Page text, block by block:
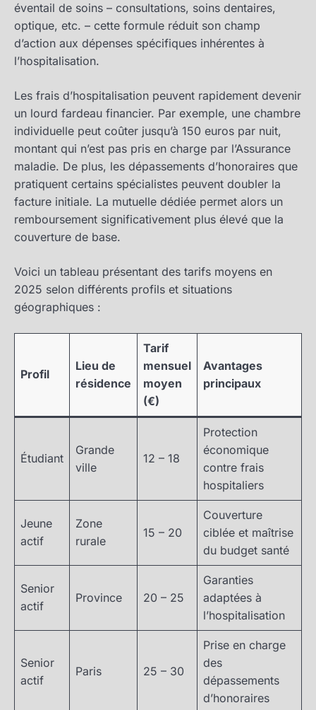
éventail de soins – consultations, soins dentaires,
optique, etc. – cette formule réduit son champ
d’action aux dépenses spécifiques inhérentes à
l’hospitalisation.
Les frais d’hospitalisation peuvent rapidement devenir
un lourd fardeau financier. Par exemple, une chambre
individuelle peut coûter jusqu’à 150 euros par nuit,
montant qui n’est pas pris en charge par l’Assurance
maladie. De plus, les dépassements d’honoraires que
pratiquent certains spécialistes peuvent doubler la
facture initiale. La mutuelle dédiée permet alors un
remboursement significativement plus élevé que la
couverture de base.
Voici un tableau présentant des tarifs moyens en
2025 selon différents profils et situations
géographiques :
Profil
Lieu de
résidence
Tarif
mensuel
moyen
(€)
Avantages
principaux
Étudiant
Grande
ville
12 – 18
Protection
économique
contre frais
hospitaliers
Jeune
actif
Zone
rurale
15 – 20
Couverture
ciblée et maîtrise
du budget santé
Senior
actif
Province 20 – 25
Garanties
adaptées à
l’hospitalisation
Senior
actif
Paris 25 – 30
Prise en charge
des
dépassements
d’honoraires